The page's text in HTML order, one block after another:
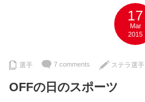
17
Mar
2015
選手 7 comments ステラ選手
OFFの日のスポーツ